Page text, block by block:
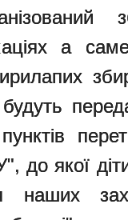
а
будуть
до якої
наших